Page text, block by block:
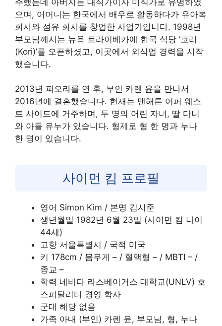
으며, 어머니는 한국에서 배우로 활동하다가 유아복
회사와 섬유 회사를 창업한 사업가입니다. 1998년
부모님께서는 뉴욕 트라이베카에 한국 식당 ‘코리
(Kori)’를 오픈하셨고, 이곳에서 외식업 경력을 시작
했습니다.
2013년 피오라를 연 후, 부인 카렌 윤을 만나서
2016년에 결혼했습니다. 현재는 맨해튼 어퍼 웨스
트 사이드에 거주하며, 두 명의 어린 자녀, 딸 다니
와 아들 유누가 있습니다. 형제로 형 한 명과 누나
한 명이 있습니다.
사이먼 킴 프로필
영어 Simon Kim / 본명 김시준
생년월일 1982년 6월 23일 (사이먼 킴 나이
44세)
고향 서울특별시 / 국적 미국
키 178cm / 몸무게 – / 혈액형 – / MBTI – /
종교 –
학력 네바다 라스베이거스 대학교(UNLV) 호
스피탈리티 경영 학사
군대 해당 없음
가족 아내 (부인) 카렌 윤, 부모님, 형, 누나